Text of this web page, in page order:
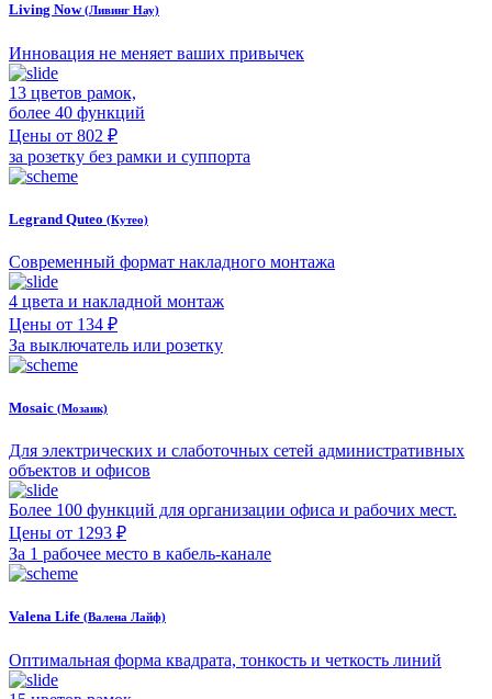
Living Now(Ливинг Нау)
Инновация не меняет ваших привычек
13 цветов рамок,
более 40 функций
Цены от 802 ₽
за розетку без рамки и суппорта
Legrand Quteo (Кутео)
Современный формат накладного монтажа
4 цвета и накладной монтаж
Цены от 134 ₽
За выключатель или розетку
Mosaic (Мозаик)
Для электрических и слаботочных сетей административных
объектов и офисов
Более 100 функций для организации офиса и рабочих мест.
Цены от 1293 ₽
За 1 рабочее место в кабель-канале
Valena Life (Валена Лайф)
Оптимальная форма квадрата, тонкость и четкость линий